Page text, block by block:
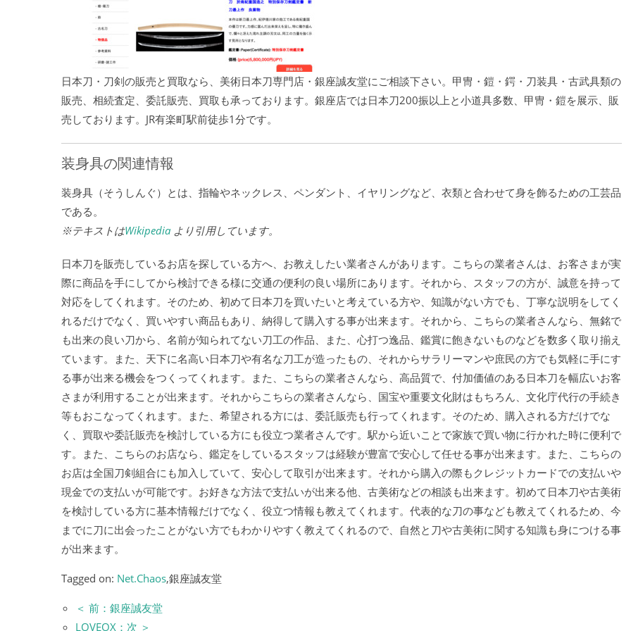
日本刀・刀剣の販売と買取なら、美術日本刀専門店・銀座誠友堂にご相談下さい。甲冑・鎧・鍔・刀装具・古武具類の
販売、相続査定、委託販売、買取も承っております。銀座店では日本刀200振以上と小道具多数、甲冑・鎧を展示、販
売しております。JR有楽町駅前徒歩1分です。
装身具の関連情報
装身具（そうしんぐ）とは、指輪やネックレス、ペンダント、イヤリングなど、衣類と合わせて身を飾るための工芸品
である。
※テキストはWikipedia より引用しています。
日本刀を販売しているお店を探している方へ、お教えしたい業者さんがあります。こちらの業者さんは、お客さまが実
際に商品を手にしてから検討できる様に交通の便利の良い場所にあります。それから、スタッフの方が、誠意を持って
対応をしてくれます。そのため、初めて日本刀を買いたいと考えている方や、知識がない方でも、丁寧な説明をしてく
れるだけでなく、買いやすい商品もあり、納得して購入する事が出来ます。それから、こちらの業者さんなら、無銘で
も出来の良い刀から、名前が知られてない刀工の作品、また、心打つ逸品、鑑賞に飽きないものなどを数多く取り揃え
ています。また、天下に名高い日本刀や有名な刀工が造ったもの、それからサラリーマンや庶民の方でも気軽に手にす
る事が出来る機会をつくってくれます。また、こちらの業者さんなら、高品質で、付加価値のある日本刀を幅広いお客
さまが利用することが出来ます。それからこちらの業者さんなら、国宝や重要文化財はもちろん、文化庁代行の手続き
等もおこなってくれます。また、希望される方には、委託販売も行ってくれます。そのため、購入される方だけでな
く、買取や委託販売を検討している方にも役立つ業者さんです。駅から近いことで家族で買い物に行かれた時に便利で
す。また、こちらのお店なら、鑑定をしているスタッフは経験が豊富で安心して任せる事が出来ます。また、こちらの
お店は全国刀剣組合にも加入していて、安心して取引が出来ます。それから購入の際もクレジットカードでの支払いや
現金での支払いが可能です。お好きな方法で支払いが出来る他、古美術などの相談も出来ます。初めて日本刀や古美術
を検討している方に基本情報だけでなく、役立つ情報も教えてくれます。代表的な刀の事なども教えてくれるため、今
までに刀に出会ったことがない方でもわかりやすく教えてくれるので、自然と刀や古美術に関する知識も身につける事
が出来ます。
Tagged on: Net.Chaos,銀座誠友堂
＜ 前：銀座誠友堂
LOVEOX：次 ＞